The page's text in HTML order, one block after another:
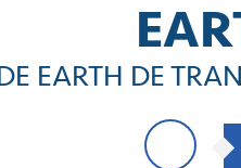
EARTH DE